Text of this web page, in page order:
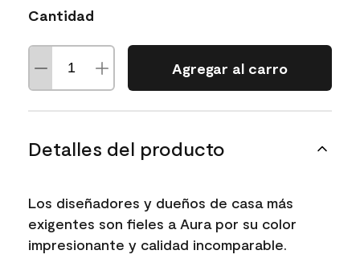
Cantidad
Agregar al carro
Detalles del producto
Los diseñadores y dueños de casa más
exigentes son fieles a Aura por su color
impresionante y calidad incomparable.